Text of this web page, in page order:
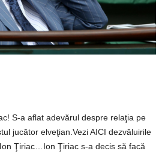
S-a aflat adevărul despre relaţia pe
jucător elveţian.Vezi AICI dezvăluirile
Ţiriac…Ion Ţiriac s-a decis să facă